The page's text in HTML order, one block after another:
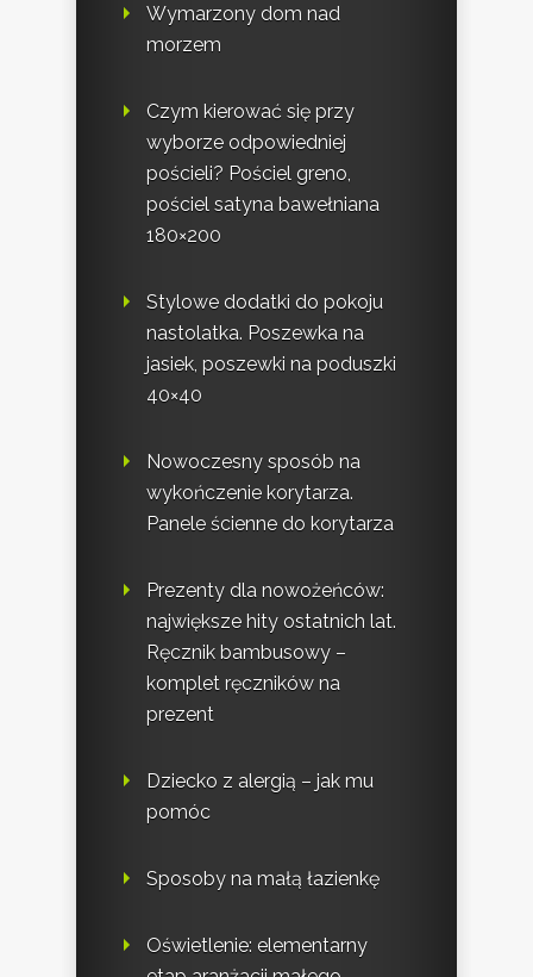
Wymarzony dom nad
morzem
Czym kierować się przy
wyborze odpowiedniej
pościeli? Pościel greno,
pościel satyna bawełniana
180×200
Stylowe dodatki do pokoju
nastolatka. Poszewka na
jasiek, poszewki na poduszki
40×40
Nowoczesny sposób na
wykończenie korytarza.
Panele ścienne do korytarza
Prezenty dla nowożeńców:
największe hity ostatnich lat.
Ręcznik bambusowy –
komplet ręczników na
prezent
Dziecko z alergią – jak mu
pomóc
Sposoby na małą łazienkę
Oświetlenie: elementarny